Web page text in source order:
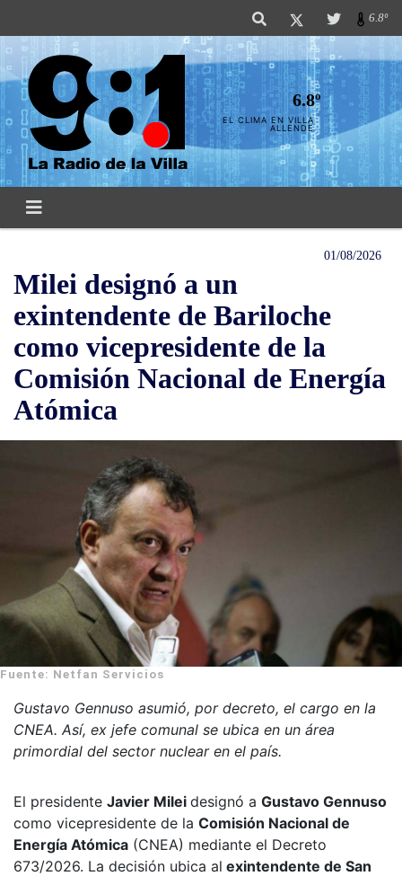
6.8º
6.8º
EL CLIMA EN VILLA
ALLENDE
01/08/2026
Milei designó a un
exintendente de Bariloche
como vicepresidente de la
Comisión Nacional de Energía
Atómica
Fuente: Netfan Servicios
Gustavo Gennuso asumió, por decreto, el cargo en la
CNEA. Así, ex jefe comunal se ubica en un área
primordial del sector nuclear en el país.
El presidente Javier Milei designó a Gustavo Gennuso
como vicepresidente de la Comisión Nacional de
Energía Atómica (CNEA) mediante el Decreto
673/2026. La decisión ubica al exintendente de San